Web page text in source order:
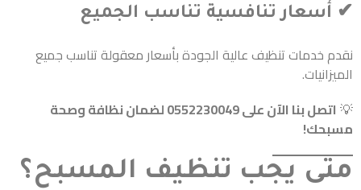
✔ أسعار تنافسية تناسب الجميع
نقدم خدمات تنظيف عالية الجودة بأسعار معقولة تناسب جميع
الميزانيات.
💡
اتصل بنا الآن على 0552230049 لضمان نظافة وصحة
مسبحك!
متى يجب تنظيف المسبح؟